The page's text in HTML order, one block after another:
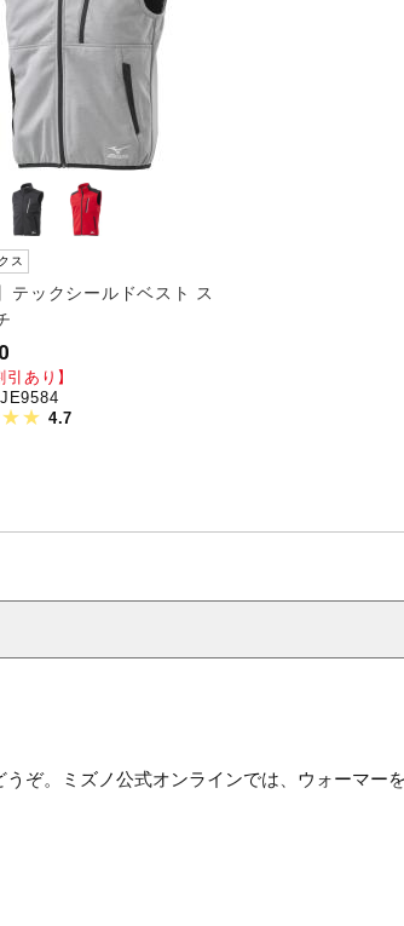
ス
テックシールドベスト ス
引あり】
4.7
ぞ。ミズノ公式オンラインでは、ウォーマー